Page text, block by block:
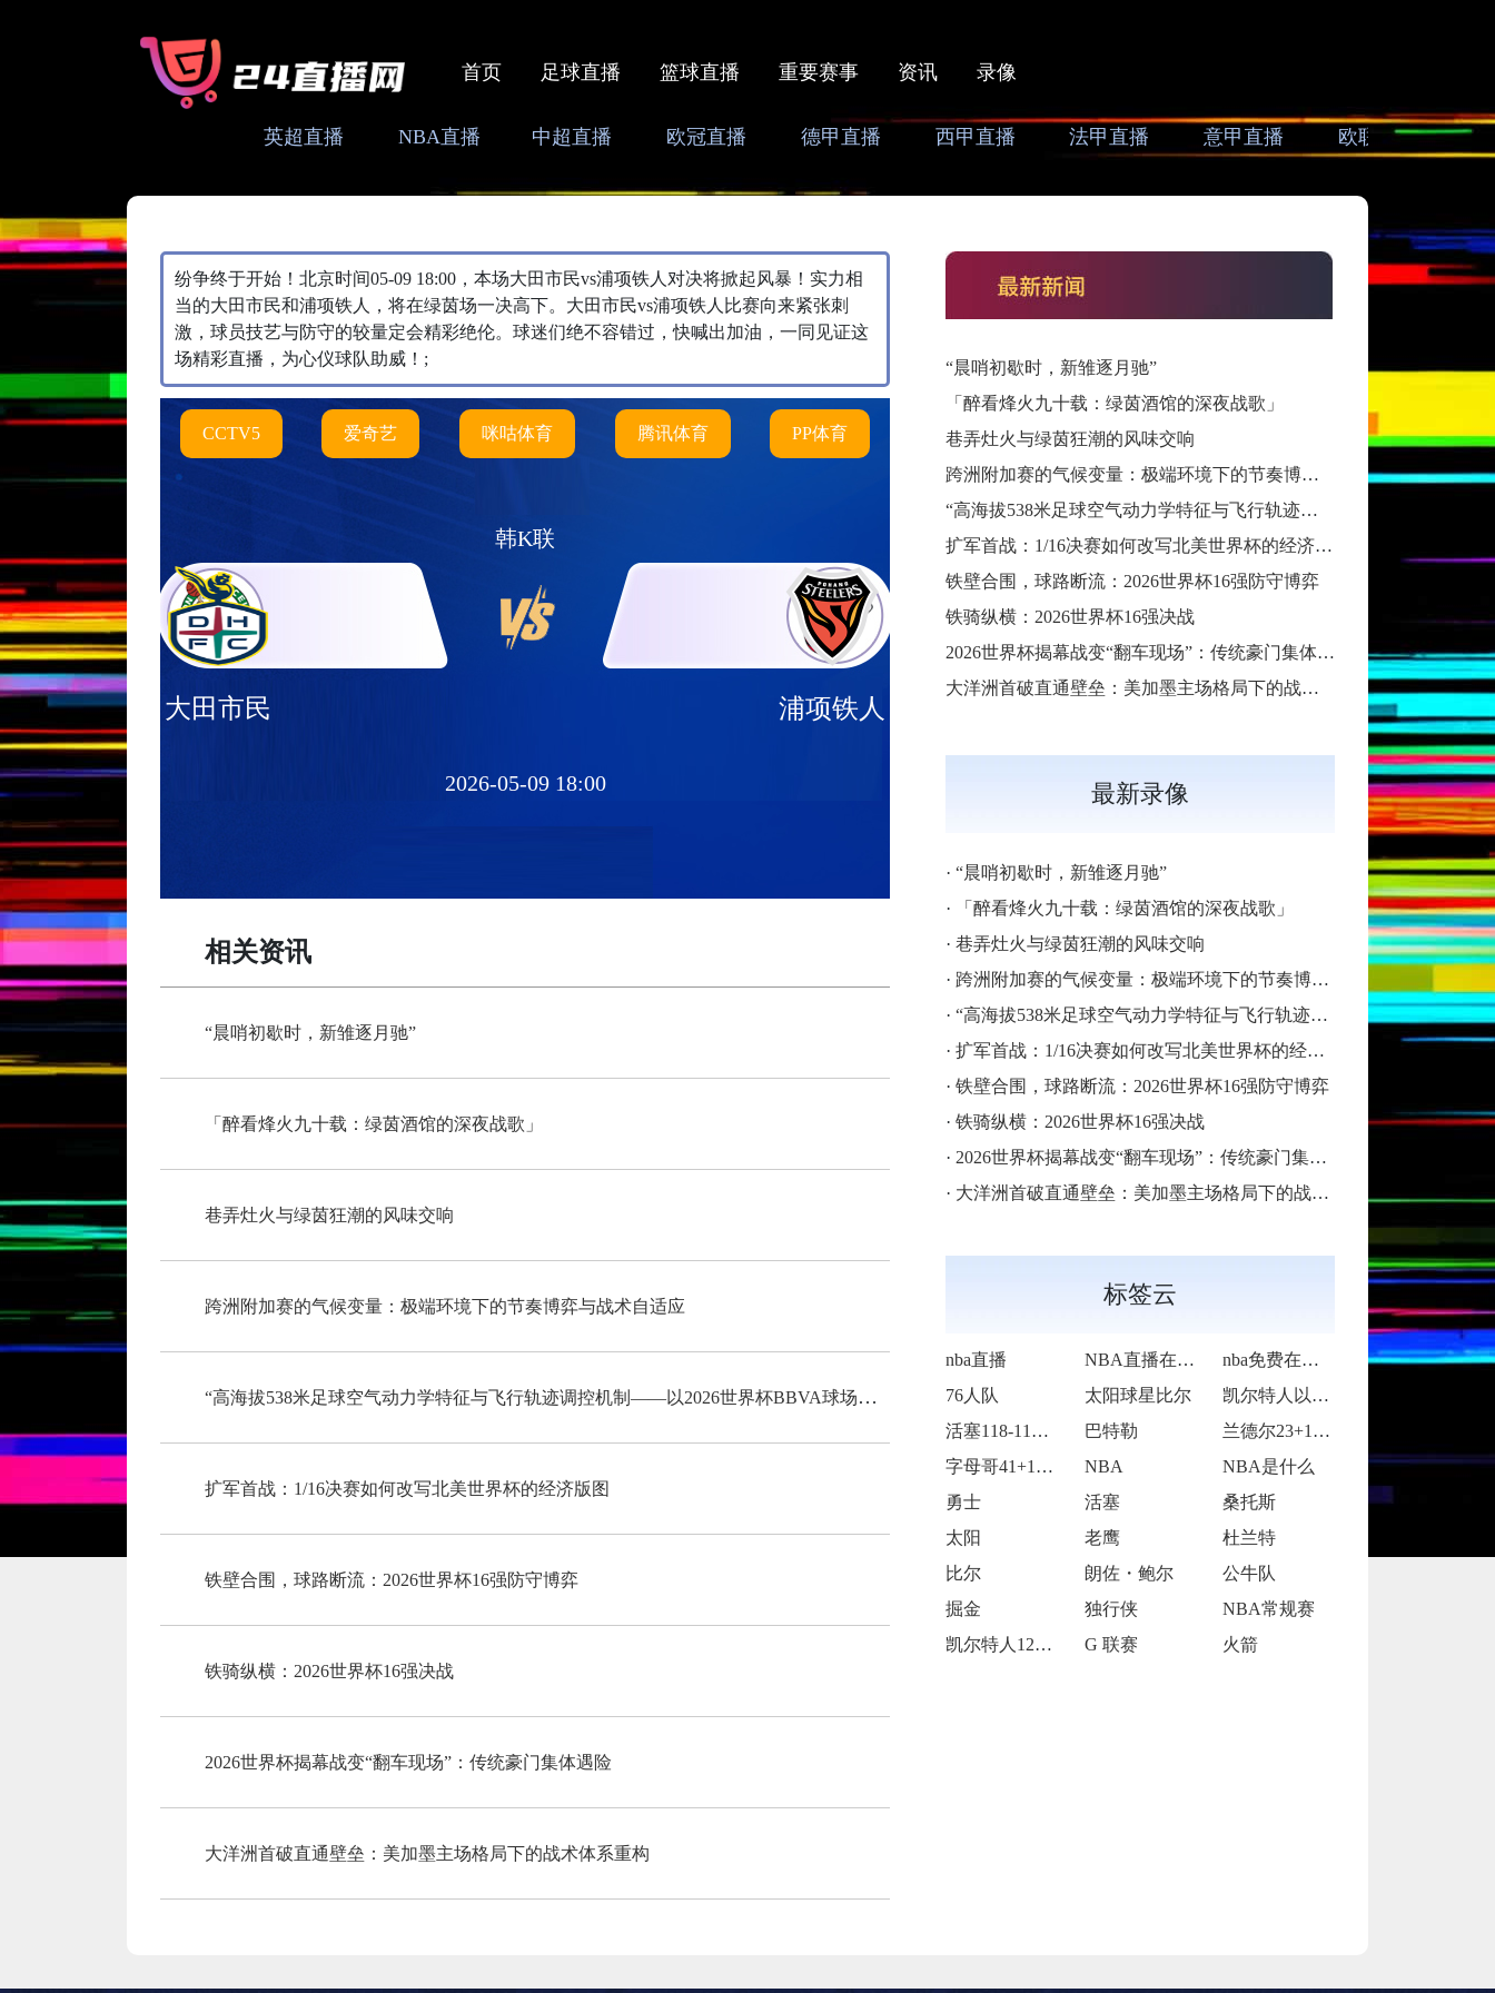
首页 足球直播 篮球直播 重要赛事 资讯 录像
英超直播 NBA直播 中超直播 欧冠直播 德甲直播 西甲直播 法甲直播 意甲直播 欧联直播
纷争终于开始！北京时间05-09 18:00，本场大田市民vs浦项铁人对决将掀起风暴！实力相
当的大田市民和浦项铁人，将在绿茵场一决高下。大田市民vs浦项铁人比赛向来紧张刺
激，球员技艺与防守的较量定会精彩绝伦。球迷们绝不容错过，快喊出加油，一同见证这
场精彩直播，为心仪球队助威！;
CCTV5 爱奇艺 咪咕体育 腾讯体育 PP体育
韩K联
大田市民 浦项铁人
2026-05-09 18:00
相关资讯
“晨哨初歇时，新雏逐月驰”
「醉看烽火九十载：绿茵酒馆的深夜战歌」
巷弄灶火与绿茵狂潮的风味交响
跨洲附加赛的气候变量：极端环境下的节奏博弈与战术自适应
“高海拔538米足球空气动力学特征与飞行轨迹调控机制——以2026世界杯BBVA球场为实证场景”
扩军首战：1/16决赛如何改写北美世界杯的经济版图
铁壁合围，球路断流：2026世界杯16强防守博弈
铁骑纵横：2026世界杯16强决战
2026世界杯揭幕战变“翻车现场”：传统豪门集体遇险
大洋洲首破直通壁垒：美加墨主场格局下的战术体系重构
“晨哨初歇时，新雏逐月驰”
「醉看烽火九十载：绿茵酒馆的深夜战歌」
巷弄灶火与绿茵狂潮的风味交响
跨洲附加赛的气候变量：极端环境下的节奏博弈与战术自适应
“高海拔538米足球空气动力学特征与飞行轨迹调控机制——以2026世界杯BBVA球场为实证场景”
扩军首战：1/16决赛如何改写北美世界杯的经济版图
铁壁合围，球路断流：2026世界杯16强防守博弈
铁骑纵横：2026世界杯16强决战
2026世界杯揭幕战变“翻车现场”：传统豪门集体遇险
大洋洲首破直通壁垒：美加墨主场格局下的战术体系重构
最新录像
· “晨哨初歇时，新雏逐月驰”
·
「醉看烽火九十载：绿茵酒馆的深夜战歌」
· 巷弄灶火与绿茵狂潮的风味交响
· 跨洲附加赛的气候变量：极端环境下的节奏博弈与战术自适应
· “高海拔538米足球空气动力学特征与飞行轨迹调控机制——以2026世界杯BBVA球场为实证场景”
· 扩军首战：1/16决赛如何改写北美世界杯的经济版图
· 铁壁合围，球路断流：2026世界杯16强防守博弈
· 铁骑纵横：2026世界杯16强决战
· 2026世界杯揭幕战变“翻车现场”：传统豪门集体遇险
· 大洋洲首破直通壁垒：美加墨主场格局下的战术体系重构
标签云
nba直播 NBA直播在线观看
nba免费在线高清直播
76人队
太阳球星比尔
凯尔特人以92-105不敌雷霆
活塞118-115逆转险胜开拓者
巴特勒
兰德尔23+10爱德华兹19中5 森林狼
字母哥41+14班凯罗复出34+7 雄鹿
NBA
NBA是什么
勇士
活塞
桑托斯
太阳
老鹰
杜兰特
比尔
朗佐・鲍尔
公牛队
掘金
独行侠
NBA常规赛
凯尔特人120-119险胜鹈鹕
G 联赛 火箭